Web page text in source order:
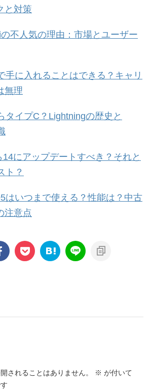
と対策
不人気の理由：市場とユーザー
手に入れることはできる？キャリ
無理
タイプC？Lightningの歴史と
にアップデートすべき？それと
ト？
はいつまで使える？性能は？中古
注意点
されることはありません。 ※ が付いて